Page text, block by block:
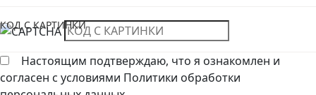
КОД С КАРТИНКИ
Настоящим подтверждаю, что я ознакомлен и
согласен с условиями Политики обработки